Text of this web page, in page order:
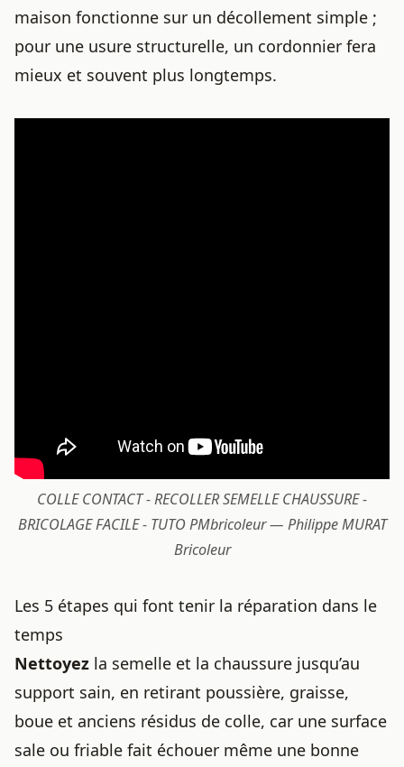
maison fonctionne sur un décollement simple ;
pour une usure structurelle, un cordonnier fera
mieux et souvent plus longtemps.
COLLE CONTACT - RECOLLER SEMELLE CHAUSSURE -
BRICOLAGE FACILE - TUTO PMbricoleur — Philippe MURAT
Bricoleur
Les 5 étapes qui font tenir la réparation dans le
temps
Nettoyez la semelle et la chaussure jusqu’au
support sain, en retirant poussière, graisse,
boue et anciens résidus de colle, car une surface
sale ou friable fait échouer même une bonne